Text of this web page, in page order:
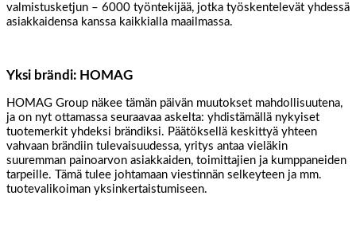
valmistusketjun – 6000 työntekijää, jotka työskentelevät yhdessä
asiakkaidensa kanssa kaikkialla maailmassa.
Yksi brändi: HOMAG
HOMAG Group näkee tämän päivän muutokset mahdollisuutena,
ja on nyt ottamassa seuraavaa askelta: yhdistämällä nykyiset
tuotemerkit yhdeksi brändiksi. Päätöksellä keskittyä yhteen
vahvaan brändiin tulevaisuudessa, yritys antaa vieläkin
suuremman painoarvon asiakkaiden, toimittajien ja kumppaneiden
tarpeille. Tämä tulee johtamaan viestinnän selkeyteen ja mm.
tuotevalikoiman yksinkertaistumiseen.